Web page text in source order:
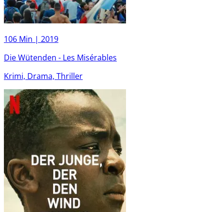
106 Min | 2019
Die Wütenden - Les Misérables
Krimi, Drama, Thriller